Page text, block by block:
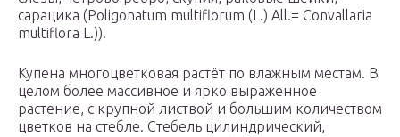
сарацика (Poligonatum multiflorum (L.) All.= Convallaria
multiflora L.)).
Купена многоцветковая растёт по влажным местам. В
целом более массивное и ярко выраженное
растение, с крупной листвой и большим количеством
цветков на стебле. Стебель цилиндрический,